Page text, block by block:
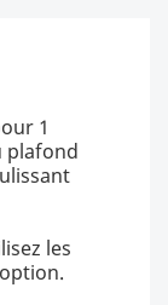
1
plafond
les